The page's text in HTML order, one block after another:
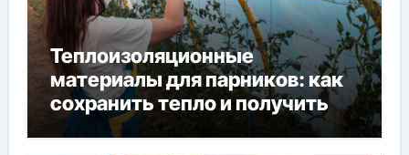
Теплоизоляционные
материалы для парников: как
сохранить тепло и получить
богатый урожай